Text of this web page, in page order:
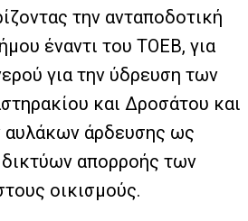
την ανταποδοτική
έναντι του ΤΟΕΒ, για
για την ύδρευση των
και Δροσάτου και
αυλάκων άρδευσης ως
απορροής των
οικισμούς.